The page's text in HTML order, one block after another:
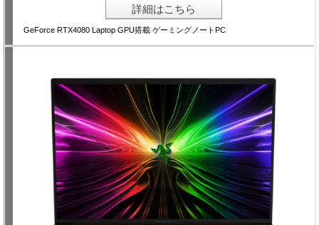
詳細はこちら
GeForce RTX4080 Laptop GPU搭載 ゲーミングノートPC